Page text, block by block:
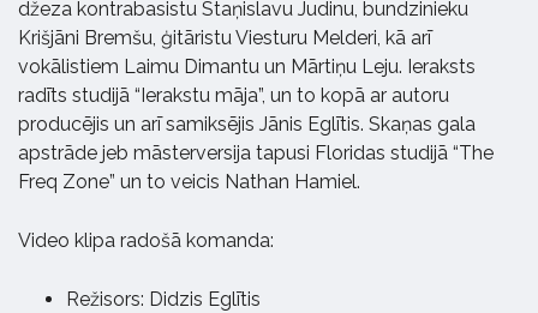
džeza kontrabasistu Staņislavu Judinu, bundzinieku
Krišjāni Bremšu, ģitāristu Viesturu Melderi, kā arī
vokālistiem Laimu Dimantu un Mārtiņu Leju. Ieraksts
radīts studijā “Ierakstu māja”, un to kopā ar autoru
producējis un arī samiksējis Jānis Eglītis. Skaņas gala
apstrāde jeb māsterversija tapusi Floridas studijā “The
Freq Zone” un to veicis Nathan Hamiel.
Video klipa radošā komanda:
Režisors: Didzis Eglītis